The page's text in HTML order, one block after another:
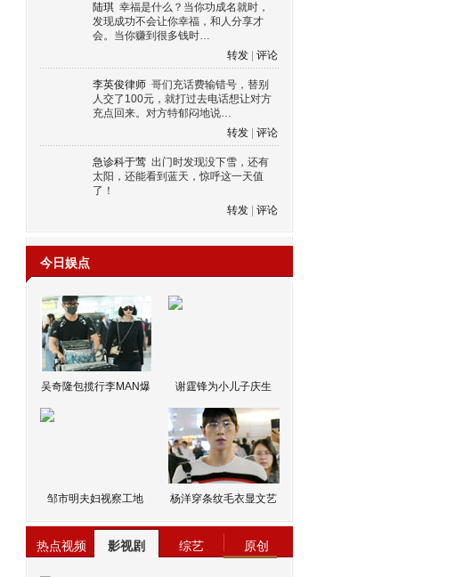
陆琪 幸福是什么？当你功成名就时，
发现成功不会让你幸福，和人分享才
会。当你赚到很多钱时…
转发
评论
李英俊律师 哥们充话费输错号，替别
人交了100元，就打过去电话想让对方
充点回来。对方特郁闷地说…
转发
评论
急诊科于莺 出门时发现没下雪，还有
太阳，还能看到蓝天，惊呼这一天值
了！
转发
评论
今日娱点
吴奇隆包揽行李MAN爆 谢霆锋为小儿子庆生
邹市明夫妇视察工地 杨洋穿条纹毛衣显文艺
热点视频 影视剧 综艺 原创